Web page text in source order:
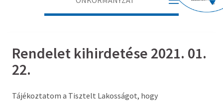
Alpolgármester
Aljegyző
Rendelet kihirdetése 2021. 01.
22.
Tájékoztatom a Tisztelt Lakosságot, hogy